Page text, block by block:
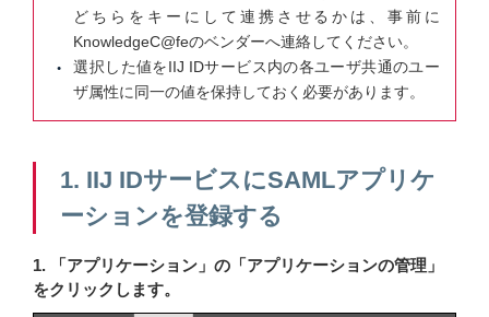
どちらをキーにして連携させるかは、事前に
KnowledgeC@feのベンダーへ連絡してください。
選択した値をIIJ IDサービス内の各ユーザ共通のユー
ザ属性に同一の値を保持しておく必要があります。
1. IIJ IDサービスにSAMLアプリケ
ーションを登録する
1. 「アプリケーション」の「アプリケーションの管理」
をクリックします。